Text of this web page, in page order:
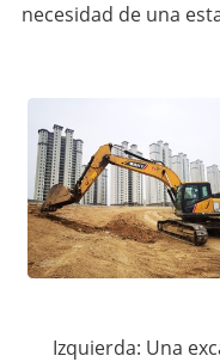
necesidad de una
Izquierda: Una